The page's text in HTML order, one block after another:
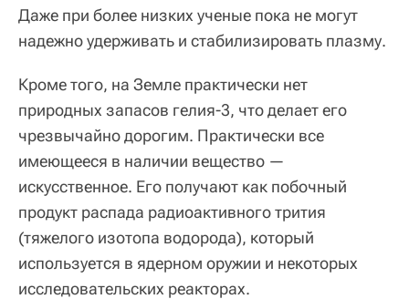
Даже при более низких ученые пока не могут
надежно удерживать и стабилизировать плазму.
Кроме того, на Земле практически нет
природных запасов гелия-3, что делает его
чрезвычайно дорогим. Практически все
имеющееся в наличии вещество —
искусственное. Его получают как побочный
продукт распада радиоактивного трития
(тяжелого изотопа водорода), который
используется в ядерном оружии и некоторых
исследовательских реакторах.